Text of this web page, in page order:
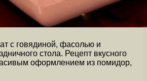
с говядиной, фасолью и
стола. Рецепт вкусного
оформлением из помидор,